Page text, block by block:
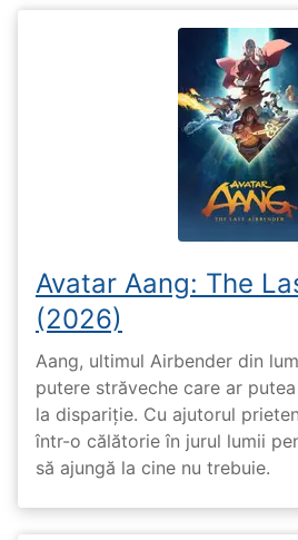
Avatar Aang: The
(2026)
Aang, ultimul Airbender din
putere străveche care ar
la dispariție. Cu ajutorul
într-o călătorie în jurul lumii
să ajungă la cine nu trebuie.